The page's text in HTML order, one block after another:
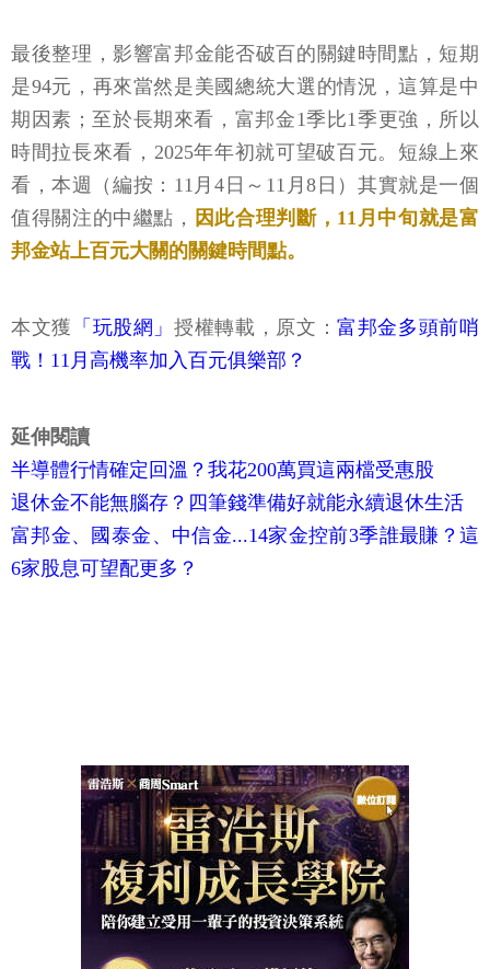
最後整理，影響富邦金能否破百的關鍵時間點，短期
是94元，再來當然是美國總統大選的情況，這算是中
期因素；至於長期來看，富邦金1季比1季更強，所以
時間拉長來看，2025年年初就可望破百元。短線上來
看，本週（編按：11月4日～11月8日）其實就是一個
值得關注的中繼點， 因此合理判斷，11月中旬就是富
邦金站上百元大關的關鍵時間點。
本文獲 「玩股網」授權轉載，原文：富邦金多頭前哨
戰！11月高機率加入百元俱樂部？
延伸閱讀
半導體行情確定回溫？我花200萬買這兩檔受惠股
退休金不能無腦存？四筆錢準備好就能永續退休生活
富邦金、國泰金、中信金...14家金控前3季誰最賺？這
6家股息可望配更多？